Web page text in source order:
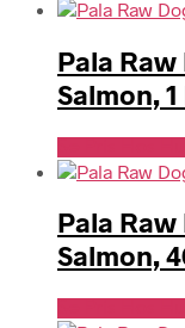
Pala
Salmon, 1
Pala
Salmon,